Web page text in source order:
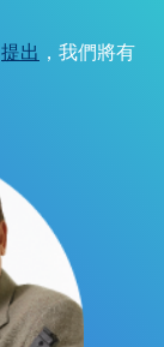
提出 ，我們將有